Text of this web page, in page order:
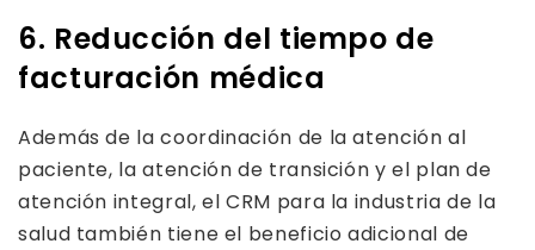
6. Reducción del tiempo de
facturación médica
Además de la coordinación de la atención al
paciente, la atención de transición y el plan de
atención integral, el CRM para la industria de la
salud también tiene el beneficio adicional de